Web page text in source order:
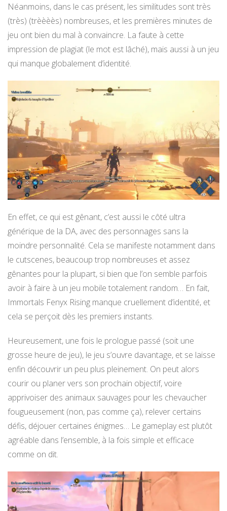
Néanmoins, dans le cas présent, les similitudes sont très
(très) (trèèèès) nombreuses, et les premières minutes de
jeu ont bien du mal à convaincre. La faute à cette
impression de plagiat (le mot est lâché), mais aussi à un jeu
qui manque globalement d’identité.
En effet, ce qui est gênant, c’est aussi le côté ultra
générique de la DA, avec des personnages sans la
moindre personnalité. Cela se manifeste notamment dans
le cutscenes, beaucoup trop nombreuses et assez
gênantes pour la plupart, si bien que l’on semble parfois
avoir à faire à un jeu mobile totalement random… En fait,
Immortals Fenyx Rising manque cruellement d’identité, et
cela se perçoit dès les premiers instants.
Heureusement, une fois le prologue passé (soit une
grosse heure de jeu), le jeu s’ouvre davantage, et se laisse
enfin découvrir un peu plus pleinement. On peut alors
courir ou planer vers son prochain objectif, voire
apprivoiser des animaux sauvages pour les chevaucher
fougueusement (non, pas comme ça), relever certains
défis, déjouer certaines énigmes… Le gameplay est plutôt
agréable dans l’ensemble, à la fois simple et efficace
comme on dit.